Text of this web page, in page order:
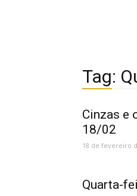
Tag:
Cinzas e
18/02
18 de fevereiro
Quarta-